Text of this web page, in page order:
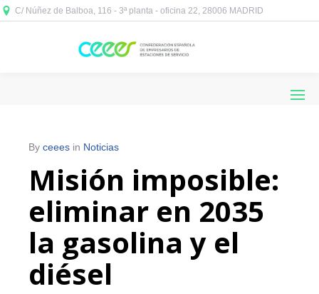
C/ Núñez de Balboa, 116 - 3ª planta - oficina 22, 28006 MADRID
By ceees in Noticias
Misión imposible:
eliminar en 2035
la gasolina y el
diésel